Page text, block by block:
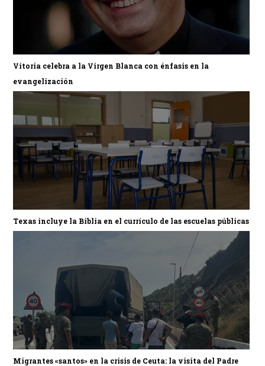
Vitoria celebra a la Virgen Blanca con énfasis en la
evangelización
Texas incluye la Biblia en el currículo de las escuelas públicas
Migrantes «santos» en la crisis de Ceuta: la visita del Padre